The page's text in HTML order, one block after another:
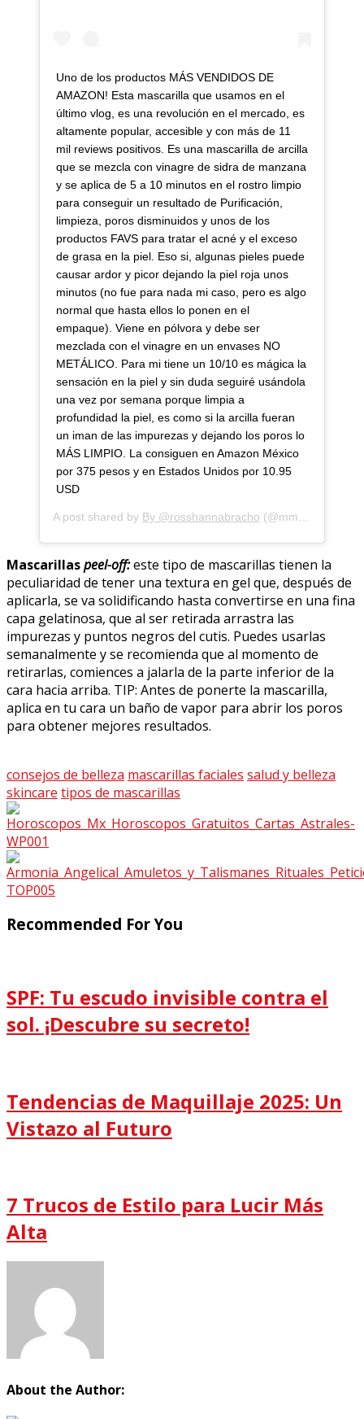
Uno de los productos MÁS VENDIDOS DE
AMAZON! Esta mascarilla que usamos en el
último vlog, es una revolución en el mercado, es
altamente popular, accesible y con más de 11
mil reviews positivos. Es una mascarilla de arcilla
que se mezcla con vinagre de sidra de manzana
y se aplica de 5 a 10 minutos en el rostro limpio
para conseguir un resultado de Purificación,
limpieza, poros disminuidos y unos de los
productos FAVS para tratar el acné y el exceso
de grasa en la piel. Eso si, algunas pieles puede
causar ardor y picor dejando la piel roja unos
minutos (no fue para nada mi caso, pero es algo
normal que hasta ellos lo ponen en el
empaque). Viene en pólvora y debe ser
mezclada con el vinagre en un envases NO
METÁLICO. Para mi tiene un 10/10 es mágica la
sensación en la piel y sin duda seguiré usándola
una vez por semana porque limpia a
profundidad la piel, es como si la arcilla fueran
un iman de las impurezas y dejando los poros lo
MÁS LIMPIO. La consiguen en Amazon México
por 375 pesos y en Estados Unidos por 10.95
USD
A post shared by By @rosshannabracho (@mm.blogg) on
Mascarillaspeel-off:este tipo de mascarillas tienen la
peculiaridad de tener una textura en gel que, después de
aplicarla, se va solidificando hasta convertirse en una fina
capa gelatinosa, que al ser retirada arrastra las
impurezas y puntos negros del cutis. Puedes usarlas
semanalmente y se recomienda que al momento de
retirarlas, comiences a jalarla de la parte inferior de la
cara hacia arriba. TIP: Antes de ponerte la mascarilla,
aplica en tu cara un baño de vapor para abrir los poros
para obtener mejores resultados.
consejos de belleza mascarillas faciales salud y belleza
skincare tipos de mascarillas
Recommended For You
SPF: Tu escudo invisible contra el
sol. ¡Descubre su secreto!
Tendencias de Maquillaje 2025: Un
Vistazo al Futuro
7 Trucos de Estilo para Lucir Más
Alta
About the Author: